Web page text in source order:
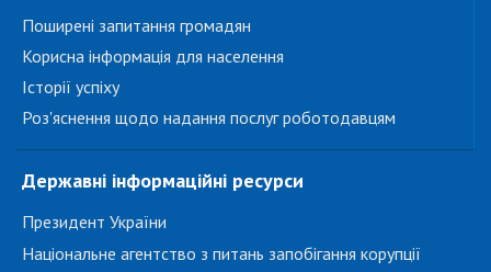
Поширені запитання громадян
Корисна інформація для населення
Історії успіху
Роз'яснення щодо надання послуг роботодавцям
Державні інформаційні ресурси
Президент України
Національне агентство з питань запобігання корупції